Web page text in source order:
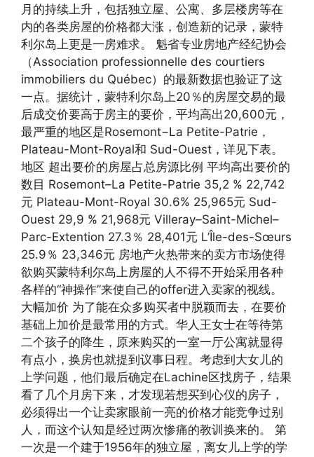
月的持续上升，包括独立屋、公寓、多层楼房等在
内的各类房屋的价格都大涨，创造新的记录，蒙特
利尔岛上更是一房难求。 魁省专业房地产经纪协会
（Association professionnelle des courtiers
immobiliers du Québec）的最新数据也验证了这
一点。据统计，蒙特利尔岛上20％的房屋交易的最
后成交价要高于房主的要价，平均高出20,600元，
最严重的地区是Rosemont−La Petite-Patrie，
Plateau-Mont-Royal和 Sud-Ouest，详见下表。
地区 超出要价的房屋占总房源比例 平均高出要价的
数目 Rosemont–La Petite-Patrie 35,2 % 22,742
元 Plateau-Mont-Royal 30.6% 25,965元 Sud-
Ouest 29,9 % 21,968元 Villeray–Saint-Michel–
Parc-Extention 27.3％ 28,401元 L’Île-des-Sœurs
25.9％ 23,346元 房地产火热带来的卖方市场使得
欲购买蒙特利尔岛上房屋的人不得不开始采用各种
各样的“神操作”来使自己的offer进入卖家的视线。
大幅加价 为了能在众多购买者中脱颖而去，在要价
基础上加价是最常用的方式。华人王女士在等待第
二个孩子的降生，原来购买的一室一厅公寓就显得
有点小，换房也就提到议事日程。考虑到大女儿的
上学问题，他们最后确定在Lachine区找房子，结果
看了几个月房下来，才发现若想买到心仪的房子，
必须得出一个让卖家眼前一亮的价格才能竞争过别
人，而这个认知是经过两次惨痛的教训换来的。 第
一次是一个建于1956年的独立屋，离女儿上学的学